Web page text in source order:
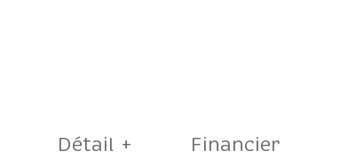
Détail + Financier